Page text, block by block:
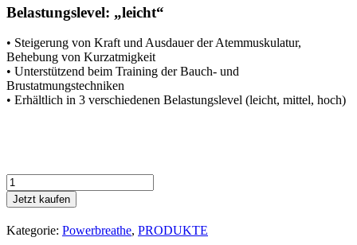
Belastungslevel: „leicht“
• Steigerung von Kraft und Ausdauer der Atemmuskulatur,
Behebung von Kurzatmigkeit
• Unterstützend beim Training der Bauch- und
Brustatmungstechniken
• Erhältlich in 3 verschiedenen Belastungslevel (leicht, mittel, hoch)
POWERbreathe
Plus
LR
Menge
Jetzt kaufen
Kategorie: Powerbreathe, PRODUKTE